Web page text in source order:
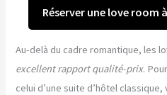
Réserver une love room
Au-delà du cadre romantique, les
excellent rapport qualité-prix.
celui d’une suite d’hôtel